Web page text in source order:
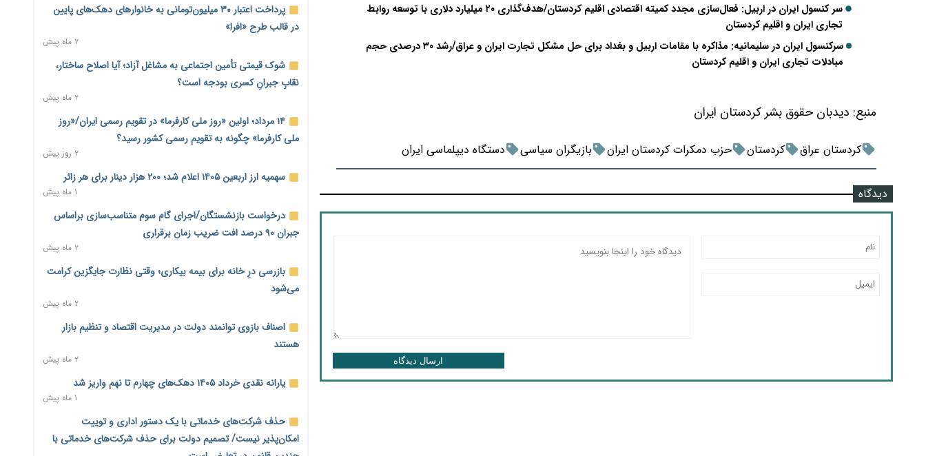
سر کنسول ایران در اربیل: فعال‌سازی مجدد کمیته اقتصادی اقلیم کردستان/هدف‌گذاری ۲۰ میلیارد دلاری با توسعه روابط
تجاری ایران و اقلیم کردستان
سرکنسول ایران در سلیمانیه: مذاکره با مقامات اربیل و بغداد برای حل مشکل تجارت ایران و عراق/رشد ۳۰ درصدی حجم
مبادلات تجاری ایران و اقلیم کردستان
منبع: دیدبان حقوق بشر کردستان ایران
کردستان عراق کردستان حزب دمکرات کردستان ایران بازیگران سیاسی دستگاه دیپلماسی ایران
دیدگاه
ارسال دیدگاه
ترمز تولید خودرو کشیده شد؛ افت ۲۵ درصدی تیراژ ایران‌خودرو،
سایپا و پارس‌خودرو
۲ روز پیش
بنگاه‌داری بانک‌ها؛ مانع بزرگ خانه‌دار شدن مستأجران
نماینده مجلس: توسعه مرزهای زمینی به راهبرد تأمین کالاهای
اساسی تبدیل شود
خانه کارگر قزوین: شکاف دستمزد و هزینه معیشت هر روز عمیق‌تر
می‌شود
۲ روز پیش
رئیس سازمان امور مالیاتی: بلاگرهای پردرآمد مشمول پرداخت
مالیات هستند
۲ روز پیش
پیش‌بینی افزایش تولید برنج؛ نیاز وارداتی کشور به ۵۰۰ هزار تن
کاهش می‌یابد
۲ روز پیش
میلیارد دلاری
۲ روز پیش
اختیارات جدید گمرکات برای تمدید ورود موقت کالا و خودرو تا
فهرست کالاهای فولادی و فلزات مشمول بازگشت ۱۰۰ درصد ارز
پرداخت اعتبار ۳۰ میلیون‌تومانی به خانوارهای دهک‌های پایین
در قالب طرح «افرا»
۲ ماه پیش
شوک قیمتی تأمین اجتماعی به مشاغل آزاد؛ آیا اصلاح ساختار،
نقابِ جبرانِ کسری بودجه است؟
۲ ماه پیش
۱۴ مرداد؛ اولین «روز ملی کارفرما» در تقویم رسمی ایران/«روز
ملی کارفرما» چگونه به تقویم رسمی کشور رسید؟
۲ روز پیش
سهمیه ارز اربعین ۱۴۰۵ اعلام شد؛ ۲۰۰ هزار دینار برای هر زائر
۱ ماه پیش
درخواست بازنشستگان/اجرای گام سوم متناسب‌سازی براساس
جبران ۹۰ درصد افت ضریب زمان برقراری
۲ ماه پیش
بازرسی درِ خانه برای بیمه بیکاری؛ وقتی نظارت جایگزین کرامت
می‌شود
۲ ماه پیش
اصناف بازوی توانمند دولت در مدیریت اقتصاد و تنظیم بازار
هستند
۲ ماه پیش
یارانه نقدی خرداد ۱۴۰۵ دهک‌های چهارم تا نهم واریز شد
۱ ماه پیش
حذف شرکت‌های خدماتی با یک دستور اداری و توییت
امکان‌پذیر نیست/ تصمیم دولت برای حذف شرکت‌های خدماتی با